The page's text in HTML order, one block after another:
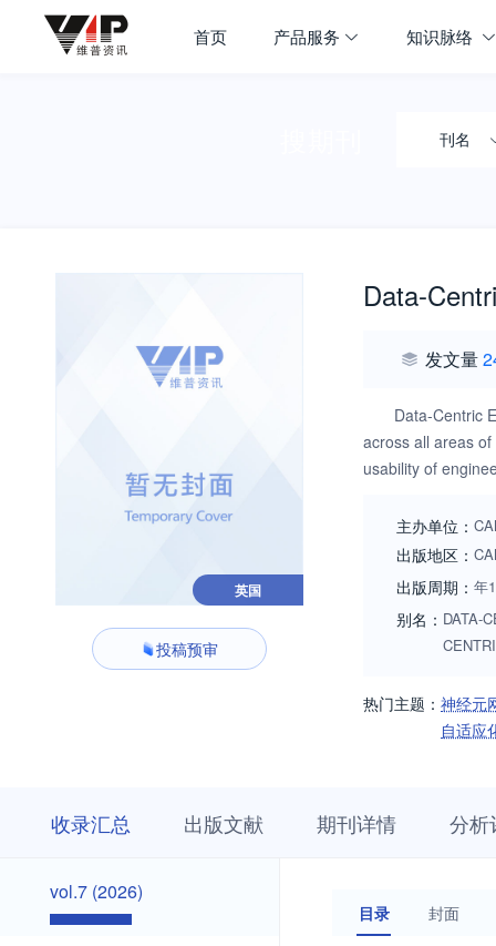
首页 产品服务 知识脉络
刊名
英国
投稿预审
Data-
发文量
Data-Centric
across all areas
usability of
主办单位：
出版地区：
出版周期： 年
别名： DATA-
热门主题： 神经元
自适应
收录汇总 出版文献 期刊详情 分析
vol.7
(2026)
vol.7 (2026)
目录 封面